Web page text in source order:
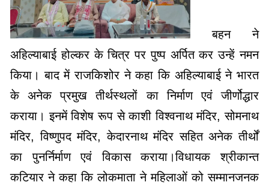
बहन ने
अहिल्याबाई होल्कर के चित्र पर पुष्प अर्पित कर उन्हें नमन
किया। बाद में राजकिशोर ने कहा कि अहिल्याबाई ने भारत
के अनेक प्रमुख तीर्थस्थलों का निर्माण एवं जीर्णोद्धार
कराया। इनमें विशेष रूप से काशी विश्वनाथ मंदिर, सोमनाथ
मंदिर, विष्णुपद मंदिर, केदारनाथ मंदिर सहित अनेक तीर्थों
का पुनर्निर्माण एवं विकास कराया।विधायक श्रीकान्त
कटियार ने कहा कि लोकमाता ने महिलाओं को सम्मानजनक